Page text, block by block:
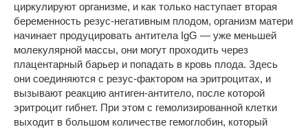
циркулируют организме, и как только наступает вторая
беременность резус-негативным плодом, организм матери
начинает продуцировать антитела IgG — уже меньшей
молекулярной массы, они могут проходить через
плацентарный барьер и попадать в кровь плода. Здесь
они соединяются с резус-фактором на эритроцитах, и
вызывают реакцию антиген-антитело, после которой
эритроцит гибнет. При этом с гемолизированной клетки
выходит в большом количестве гемоглобин, который